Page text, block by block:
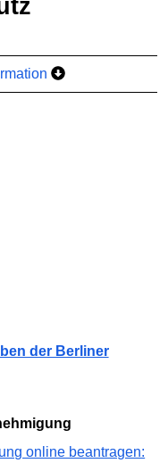
der Berliner
online beantragen: